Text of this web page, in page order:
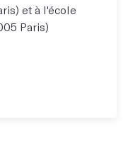
et à l'école
Paris)